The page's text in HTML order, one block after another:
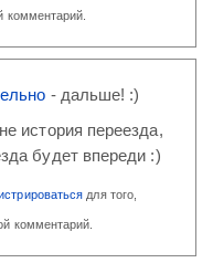
комментарий.
- дальше! :)
история переезда,
будет впереди :)
для того,
комментарий.